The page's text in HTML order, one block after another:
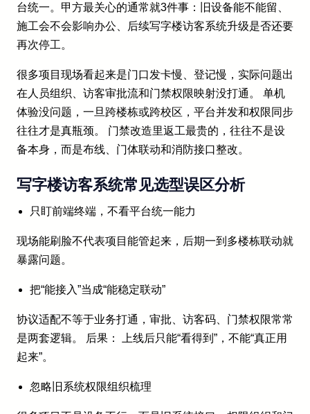
台统一。甲方最关心的通常就3件事：旧设备能不能留、
施工会不会影响办公、后续写字楼访客系统升级是否还要
再次停工。
很多项目现场看起来是门口发卡慢、登记慢，实际问题出
在人员组织、访客审批流和门禁权限映射没打通。 单机
体验没问题，一旦跨楼栋或跨校区，平台并发和权限同步
往往才是真瓶颈。 门禁改造里返工最贵的，往往不是设
备本身，而是布线、门体联动和消防接口整改。
写字楼访客系统常见选型误区分析
只盯前端终端，不看平台统一能力
现场能刷脸不代表项目能管起来，后期一到多楼栋联动就
暴露问题。
把“能接入”当成“能稳定联动”
协议适配不等于业务打通，审批、访客码、门禁权限常常
是两套逻辑。 后果： 上线后只能“看得到”，不能“真正用
起来”。
忽略旧系统权限组织梳理